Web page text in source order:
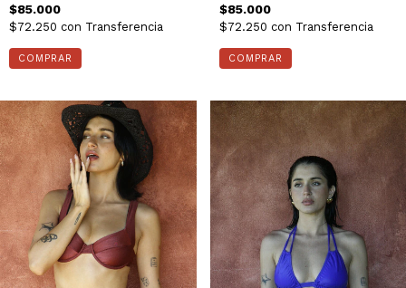
$85.000
$72.250 con Transferencia
COMPRAR
$85.000
$72.250 con Transferencia
COMPRAR